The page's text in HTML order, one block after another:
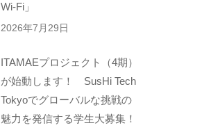
Wi-Fi」
2026年7月29日
ITAMAEプロジェクト（4期）
が始動します！ SusHi Tech
Tokyoでグローバルな挑戦の
魅力を発信する学生大募集！